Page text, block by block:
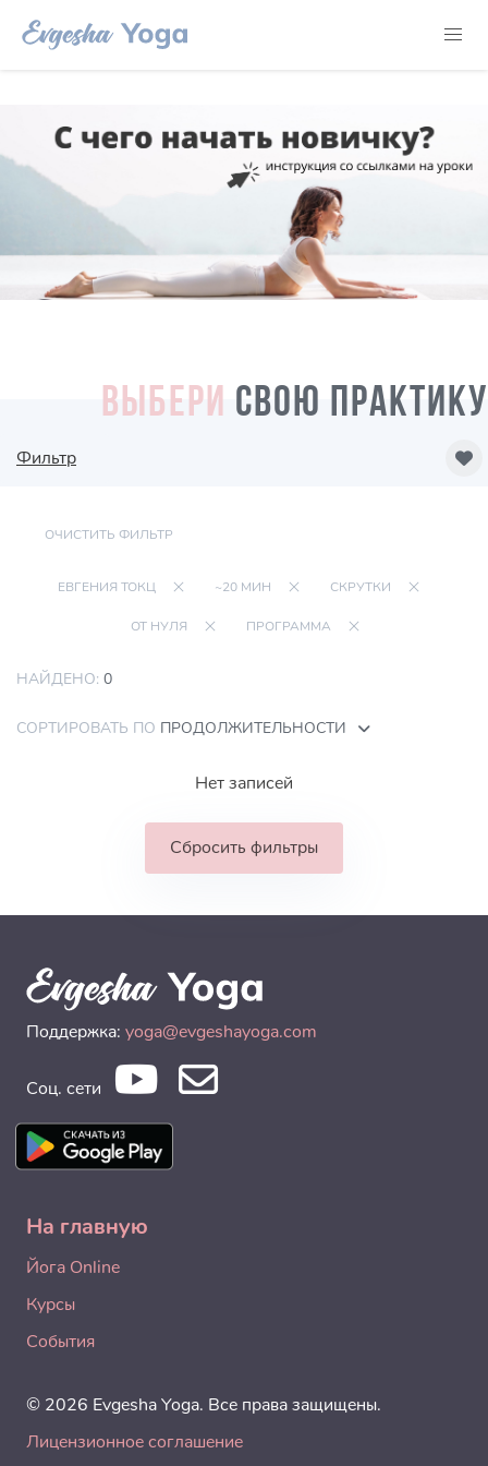
ВЫБЕРИ СВОЮ ПРАКТИКУ
Фильтр
ОЧИСТИТЬ ФИЛЬТР
ЕВГЕНИЯ ТОКЦ ~20 МИН СКРУТКИ
ОТ НУЛЯ ПРОГРАММА
НАЙДЕНО: 0
СОРТИРОВАТЬ ПО ПРОДОЛЖИТЕЛЬНОСТИ
Нет записей
Сбросить фильтры
Поддержка: yoga@evgeshayoga.com
Соц. сети
На главную
Йога Online
Курсы
События
© 2026 Evgesha Yoga. Все права защищены.
Лицензионное соглашение